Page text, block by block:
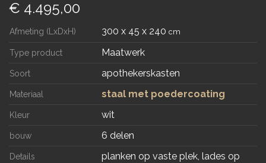
€ 4.495,00
Afmeting (LxDxH) 300 x 45 x 240 cm
Type product Maatwerk
Soort apothekerskasten
Materiaal staal met poedercoating
Kleur wit
bouw 6 delen
Details
planken op vaste plek, lades op